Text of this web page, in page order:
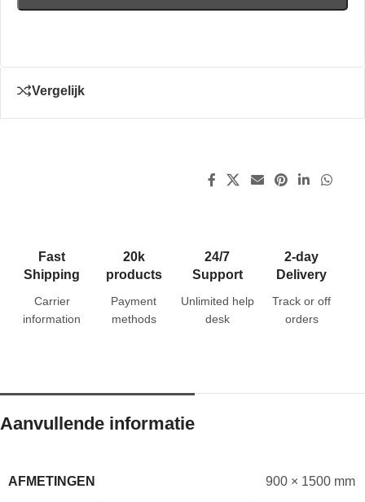
Vergelijk
Fast
Shipping
Carrier
information
20k
products
Payment
methods
24/7
Support
Unlimited help
desk
2-day
Delivery
Track or off
orders
Aanvullende informatie
AFMETINGEN 900 × 1500 mm